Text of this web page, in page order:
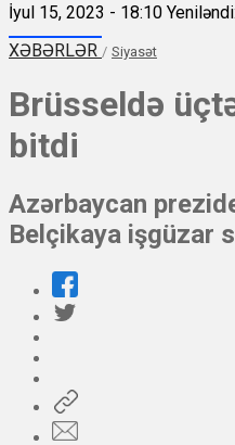
İyul 15, 2023 - 18:10
XƏBƏRLƏR / Siyasət
Brüsseldə
bitdi
Azərbaycan
Belçikaya işgüzar